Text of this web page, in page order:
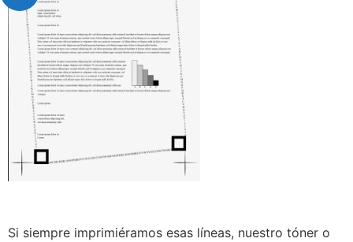
Si siempre imprimiéramos esas líneas, nuestro tóner o